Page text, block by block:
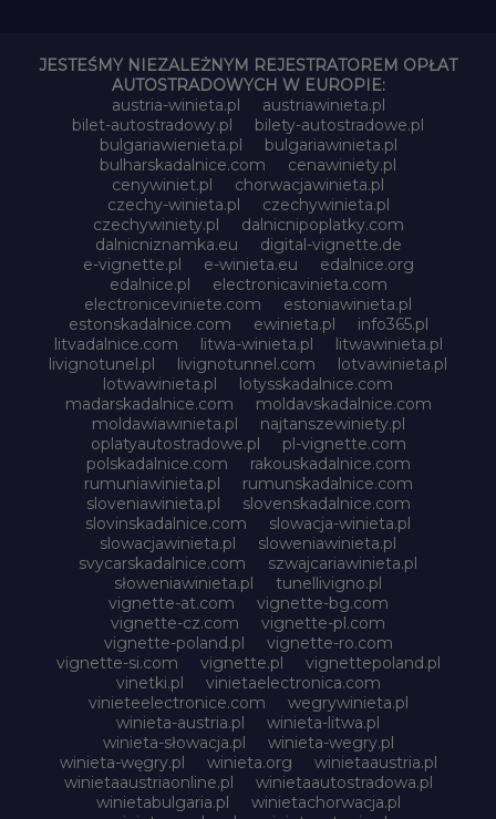
JESTEŚMY NIEZALEŻNYM REJESTRATOREM OPŁAT
AUTOSTRADOWYCH W EUROPIE:
austria-winieta.pl
austriawinieta.pl
bilet-autostradowy.pl
bilety-autostradowe.pl
bulgariawienieta.pl
bulgariawinieta.pl
bulharskadalnice.com
cenawiniety.pl
cenywiniet.pl
chorwacjawinieta.pl
czechy-winieta.pl
czechywinieta.pl
czechywiniety.pl
dalnicnipoplatky.com
dalnicniznamka.eu
digital-vignette.de
e-vignette.pl
e-winieta.eu
edalnice.org
edalnice.pl
electronicavinieta.com
electroniceviniete.com
estoniawinieta.pl
estonskadalnice.com
ewinieta.pl
info365.pl
litvadalnice.com
litwa-winieta.pl
litwawinieta.pl
livignotunel.pl
livignotunnel.com
lotvawinieta.pl
lotwawinieta.pl
lotysskadalnice.com
madarskadalnice.com
moldavskadalnice.com
moldawiawinieta.pl
najtanszewiniety.pl
oplatyautostradowe.pl
pl-vignette.com
polskadalnice.com
rakouskadalnice.com
rumuniawinieta.pl
rumunskadalnice.com
sloveniawinieta.pl
slovenskadalnice.com
slovinskadalnice.com
slowacja-winieta.pl
slowacjawinieta.pl
sloweniawinieta.pl
svycarskadalnice.com
szwajcariawinieta.pl
słoweniawinieta.pl
tunellivigno.pl
vignette-at.com
vignette-bg.com
vignette-cz.com
vignette-pl.com
vignette-poland.pl
vignette-ro.com
vignette-si.com
vignette.pl
vignettepoland.pl
vinetki.pl
vinietaelectronica.com
vinieteelectronice.com
wegrywinieta.pl
winieta-austria.pl
winieta-litwa.pl
winieta-słowacja.pl
winieta-wegry.pl
winieta-węgry.pl
winieta.org
winietaaustria.pl
winietaaustriaonline.pl
winietaautostradowa.pl
winietabulgaria.pl
winietachorwacja.pl